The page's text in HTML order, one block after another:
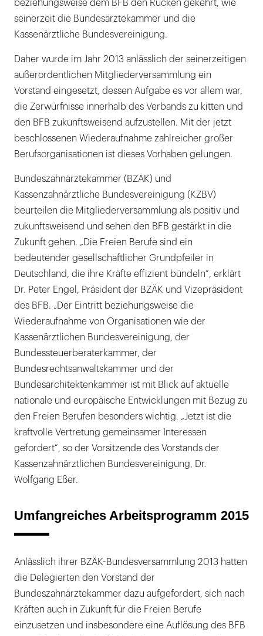
beziehungsweise dem BFB den Rücken gekehrt, wie
seinerzeit die Bundesärztekammer und die
Kassenärztliche Bundesvereinigung.
Daher wurde im Jahr 2013 anlässlich der seinerzeitigen
außerordentlichen Mitgliederversammlung ein
Vorstand eingesetzt, dessen Aufgabe es vor allem war,
die Zerwürfnisse innerhalb des Verbands zu kitten und
den BFB zukunftsweisend aufzustellen. Mit der jetzt
beschlossenen Wiederaufnahme zahlreicher großer
Berufsorganisationen ist dieses Vorhaben gelungen.
Bundeszahnärztekammer (BZÄK) und
Kassenzahnärztliche Bundesvereinigung (KZBV)
beurteilen die Mitgliederversammlung als positiv und
zukunftsweisend und sehen den BFB gestärkt in die
Zukunft gehen. „Die Freien Berufe sind ein
bedeutender gesellschaftlicher Grundpfeiler in
Deutschland, die ihre Kräfte effizient bündeln“, erklärt
Dr. Peter Engel, Präsident der BZÄK und Vizepräsident
des BFB. „Der Eintritt beziehungsweise die
Wiederaufnahme von Organisationen wie der
Kassenärztlichen Bundesvereinigung, der
Bundessteuerberaterkammer, der
Bundesrechtsanwaltskammer und der
Bundesarchitektenkammer ist mit Blick auf aktuelle
nationale und europäische Entwicklungen mit Bezug zu
den Freien Berufen besonders wichtig. „Jetzt ist die
kraftvolle Vertretung gemeinsamer Interessen
gefordert“, so der Vorsitzende des Vorstands der
Kassenzahnärztlichen Bundesvereinigung, Dr.
Wolfgang Eßer.
Umfangreiches Arbeitsprogramm 2015
Anlässlich ihrer BZÄK-Bundesversammlung 2013 hatten
die Delegierten den Vorstand der
Bundeszahnärztekammer dazu aufgefordert, sich nach
Kräften auch in Zukunft für die Freien Berufe
einzusetzen und insbesondere eine Auflösung des BFB